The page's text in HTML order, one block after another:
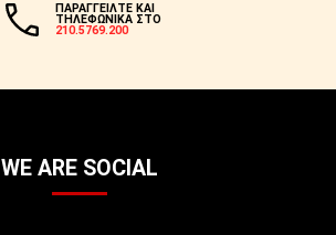
ΠΑΡΑΓΓΕΙΛΤΕ ΚΑΙ
ΤΗΛΕΦΩΝΙΚΑ ΣΤΟ
210.5769.200
WE ARE SOCIAL